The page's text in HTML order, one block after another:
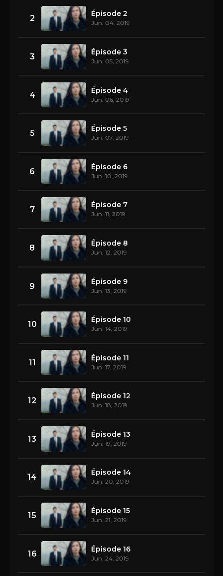
2 Épisode 2
Jun. 04, 2019
3 Épisode 3
Jun. 05, 2019
4 Épisode 4
Jun. 06, 2019
5 Épisode 5
Jun. 07, 2019
6 Épisode 6
Jun. 10, 2019
7 Épisode 7
Jun. 11, 2019
8 Épisode 8
Jun. 12, 2019
9 Épisode 9
Jun. 13, 2019
10 Épisode 10
Jun. 14, 2019
11 Épisode 11
Jun. 17, 2019
12 Épisode 12
Jun. 18, 2019
13 Épisode 13
Jun. 19, 2019
14 Épisode 14
Jun. 20, 2019
15 Épisode 15
Jun. 21, 2019
16 Épisode 16
Jun. 24, 2019